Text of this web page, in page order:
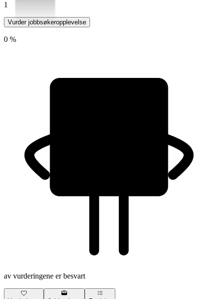
1
Vurder jobbsøkeropplevelse
0 %
av vurderingene er besvart